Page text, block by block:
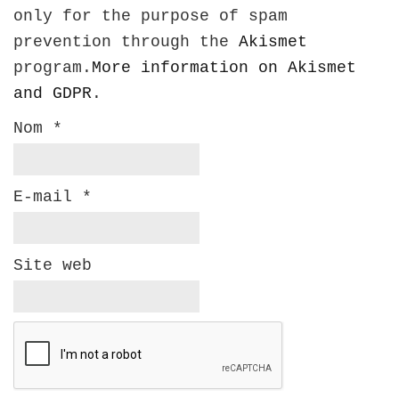
only for the purpose of spam
prevention through the Akismet
program. More information on Akismet
and GDPR .
Nom *
E-mail *
Site web